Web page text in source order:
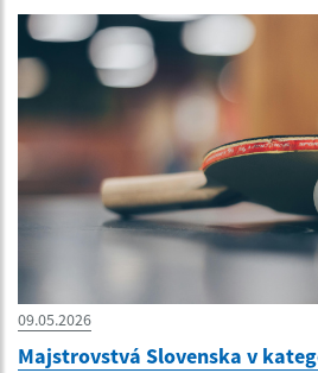
09.05.2026
Majstrovstvá Slovenska v